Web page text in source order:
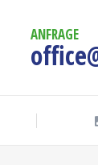
ANFRAGE